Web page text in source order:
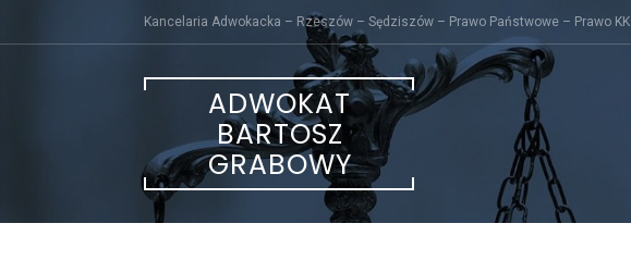
Kancelaria Adwokacka – Rzeszów – Sędziszów – Prawo Państwowe – Prawo KK
ADWOKAT
BARTOSZ
GRABOWY